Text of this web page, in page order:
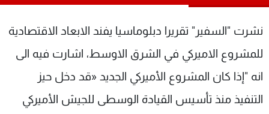
نشرت "السفير" تقريرا دبلوماسيا يفند الابعاد الاقتصادية
للمشروع الاميركي في الشرق الاوسط، اشارت فيه الى
انه "إذا كان المشروع الأميركي الجديد «قد دخل حيز
التنفيذ منذ تأسيس القيادة الوسطى للجيش الأميركي
الترددات
الإنـتـاج
لاعلاناتكم
تواصل معنا
شروط الإسـتخدام
سياسة الخصوصية